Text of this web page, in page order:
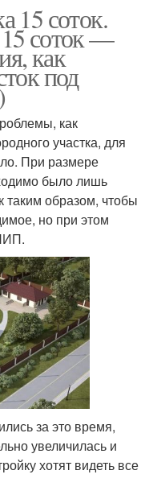
15 соток.
соток —
как
под
как
участка, для
При размере
было лишь
таким образом, чтобы
но при этом
за это время,
увеличилась и
хотят видеть все